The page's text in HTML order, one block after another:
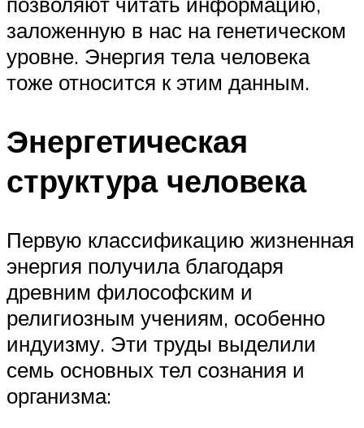
заложенную в нас на генетическом
уровне. Энергия тела человека
тоже относится к этим данным.
Энергетическая
структура человека
Первую классификацию жизненная
энергия получила благодаря
древним философским и
религиозным учениям, особенно
индуизму. Эти труды выделили
семь основных тел сознания и
организма: